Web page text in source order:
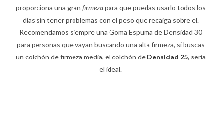
proporciona una gran firmezapara que puedas usarlo todos los
días sin tener problemas con el peso que recaiga sobre el.
Recomendamos siempre una Goma Espuma de Densidad 30
para personas que vayan buscando una alta firmeza, si buscas
un colchón de firmeza media, el colchón de Densidad 25, seria
el ideal.